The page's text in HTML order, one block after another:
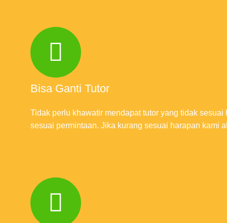
Bisa Ganti Tutor
Tidak perlu khawatir mendapat tutor yang tidak
sesuai permintaan. Jika kurang sesuai harapan kami